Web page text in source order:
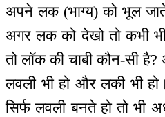
अपने लक (भाग्य) को भूल
अगर लक को देखो तो कभी
तो लॉक की चाबी कौन-सी
लवली भी हो और लकी भी
सिर्फ लवली बनते हो तो भी